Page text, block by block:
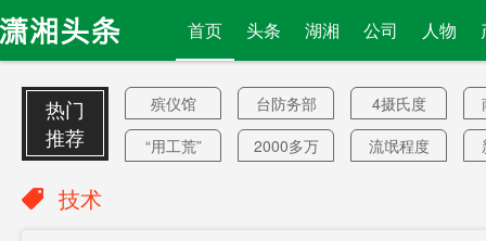
首页 头条 湖湘 公司 人物
热门
推荐
殡仪馆
台防务部
门
4摄氏度
“用工荒”
2000多万
流氓程度
技术